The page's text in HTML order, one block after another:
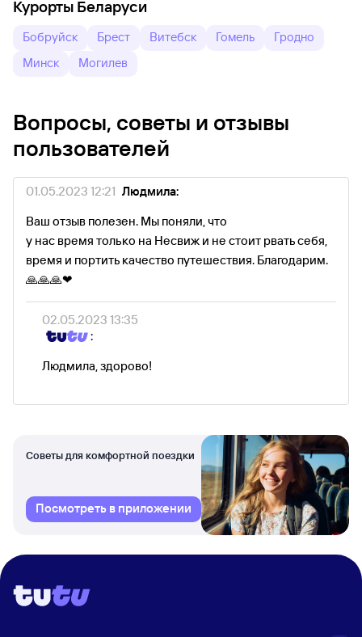
Курорты Беларуси
Бобруйск Брест Витебск Гомель
Гродно
Минск
Могилев
Вопросы, советы и отзывы
пользователей
01.05.2023 12:21 Людмила:
Ваш отзыв полезен. Мы поняли, что
у нас время только на Несвиж и не стоит рвать себя,
время и портить качество путешествия. Благодарим.
🙏🙏🙏❤
02.05.2023 13:35
:
Людмила, здорово!
Советы для комфортной поездки
Посмотреть в приложении